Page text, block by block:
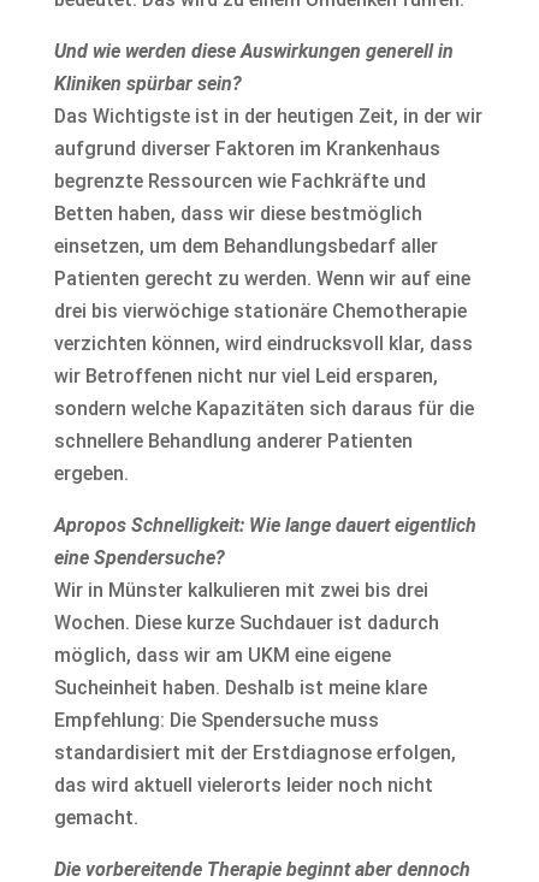
Und wie werden diese Auswirkungen generell in
Kliniken spürbar sein?
Das Wichtigste ist in der heutigen Zeit, in der wir
aufgrund diverser Faktoren im Krankenhaus
begrenzte Ressourcen wie Fachkräfte und
Betten haben, dass wir diese bestmöglich
einsetzen, um dem Behandlungsbedarf aller
Patienten gerecht zu werden. Wenn wir auf eine
drei bis vierwöchige stationäre Chemotherapie
verzichten können, wird eindrucksvoll klar, dass
wir Betroffenen nicht nur viel Leid ersparen,
sondern welche Kapazitäten sich daraus für die
schnellere Behandlung anderer Patienten
ergeben.
Apropos Schnelligkeit: Wie lange dauert eigentlich
eine Spendersuche?
Wir in Münster kalkulieren mit zwei bis drei
Wochen. Diese kurze Suchdauer ist dadurch
möglich, dass wir am UKM eine eigene
Sucheinheit haben. Deshalb ist meine klare
Empfehlung: Die Spendersuche muss
standardisiert mit der Erstdiagnose erfolgen,
das wird aktuell vielerorts leider noch nicht
gemacht.
Die vorbereitende Therapie beginnt aber dennoch